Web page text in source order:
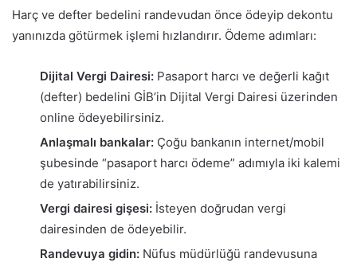
Harç ve defter bedelini randevudan önce ödeyip dekontu
yanınızda götürmek işlemi hızlandırır. Ödeme adımları:
Dijital Vergi Dairesi: Pasaport harcı ve değerli kağıt
(defter) bedelini GİB’in Dijital Vergi Dairesi üzerinden
online ödeyebilirsiniz.
Anlaşmalı bankalar: Çoğu bankanın internet/mobil
şubesinde “pasaport harcı ödeme” adımıyla iki kalemi
de yatırabilirsiniz.
Vergi dairesi gişesi: İsteyen doğrudan vergi
dairesinden de ödeyebilir.
Randevuya gidin: Nüfus müdürlüğü randevusuna